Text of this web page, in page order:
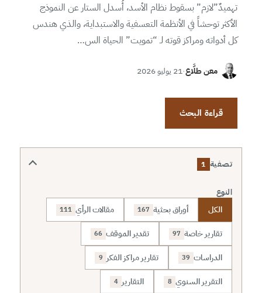
تهميدٌ”لازم” بسقوط نظام الأسد، أُسدل الستار عن النموذج
الأكثر توحشاً في الأنظمة التعسفية والاستبداية، والذي هندس
كل أدواته ومراكز قوته لـ “تمويت” الحياة الس…
معن طلَّاع·21 يوليو 2026
قراءة البحث
تصفية 1
النوع
الكل أوراق بحثية 167 مقالات الرأي 111
تقارير خاصة 97 تقدير الموقف 66
الدراسات 39 تقارير مراكز الفكر 9
التقرير السنوي 8 التقارير 4